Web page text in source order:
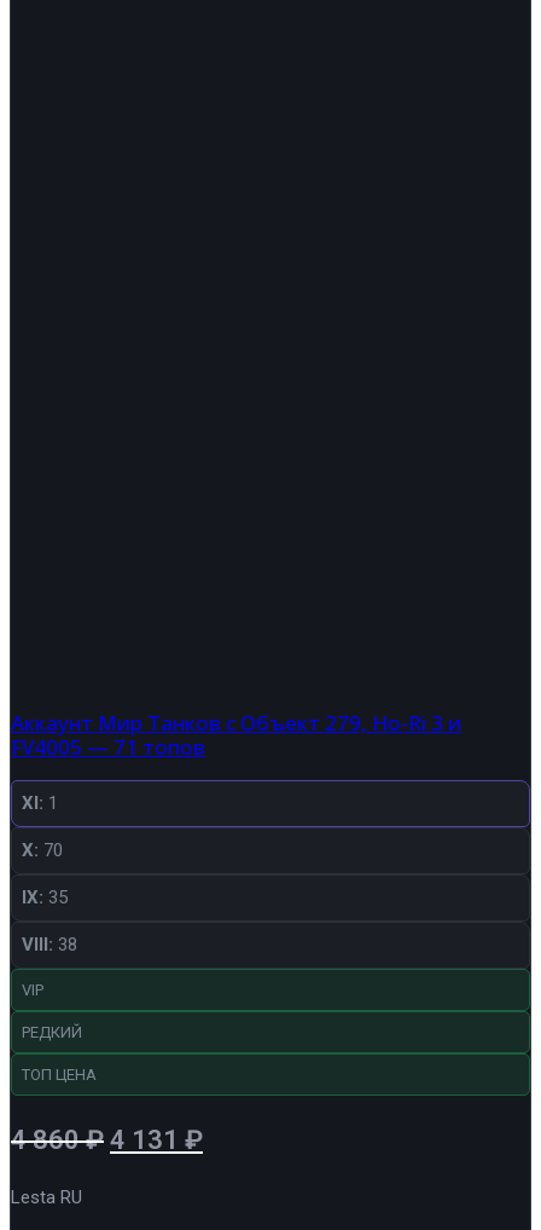
Аккаунт Мир Танков с Объект 279, Ho-Ri 3 и
FV4005 — 71 топов
XI: 1
X: 70
IX: 35
VIII: 38
VIP
РЕДКИЙ
ТОП ЦЕНА
4 860₽ Первоначальная
4 131 ₽Текущая
Lesta RU